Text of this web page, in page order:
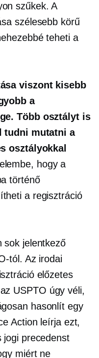
szűkek. A
szélesebb körű
teheti a
viszont kisebb
a
Több osztályt is
tudni mutatni a
osztályokkal
hogy a
történő
a regisztráció
sok jelentkező
tól. Az irodai
előzetes
USPTO úgy véli,
hasonlít egy
Action leírja ezt,
jogi precedenst
miért ne